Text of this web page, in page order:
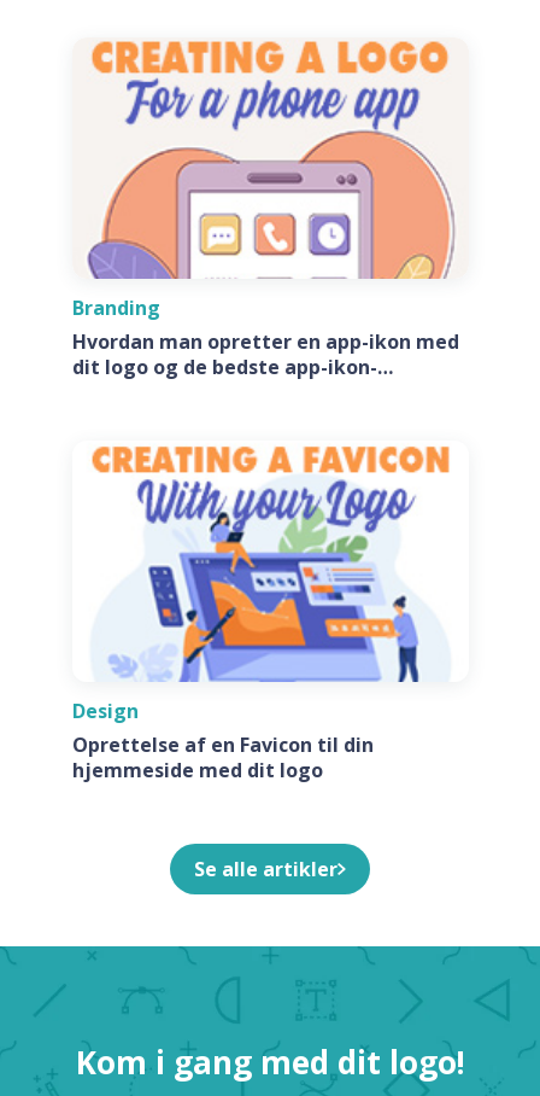
Branding
Hvordan man opretter en app-ikon med
dit logo og de bedste app-ikon-
Design
Oprettelse af en Favicon til din
hjemmeside med dit logo
Se alle artikler
Kom i gang med dit logo!